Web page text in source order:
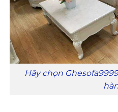
Hãy chọn